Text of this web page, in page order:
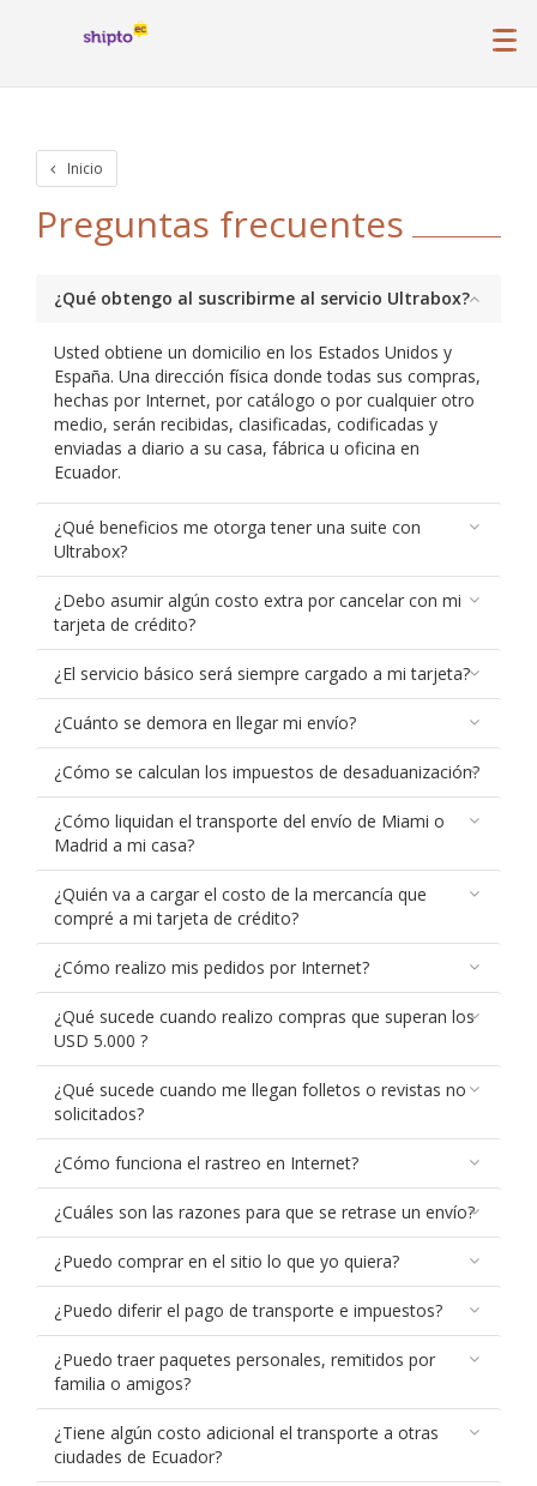
Inicio
Preguntas frecuentes
¿Qué obtengo al suscribirme al servicio Ultrabox?
Usted obtiene un domicilio en los Estados Unidos y
España. Una dirección física donde todas sus compras,
hechas por Internet, por catálogo o por cualquier otro
medio, serán recibidas, clasificadas, codificadas y
enviadas a diario a su casa, fábrica u oficina en
Ecuador.
¿Qué beneficios me otorga tener una suite con
Ultrabox?
¿Debo asumir algún costo extra por cancelar con mi
tarjeta de crédito?
¿El servicio básico será siempre cargado a mi tarjeta?
¿Cuánto se demora en llegar mi envío?
¿Cómo se calculan los impuestos de desaduanización?
¿Cómo liquidan el transporte del envío de Miami o
Madrid a mi casa?
¿Quién va a cargar el costo de la mercancía que
compré a mi tarjeta de crédito?
¿Cómo realizo mis pedidos por Internet?
¿Qué sucede cuando realizo compras que superan los
USD 5.000 ?
¿Qué sucede cuando me llegan folletos o revistas no
solicitados?
¿Cómo funciona el rastreo en Internet?
¿Cuáles son las razones para que se retrase un envío?
¿Puedo comprar en el sitio lo que yo quiera?
¿Puedo diferir el pago de transporte e impuestos?
¿Puedo traer paquetes personales, remitidos por
familia o amigos?
¿Tiene algún costo adicional el transporte a otras
ciudades de Ecuador?